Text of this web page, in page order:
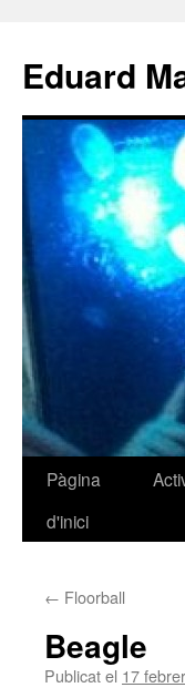
Eduard
Vés
Pàgina
d'inici
← Floorball
Beagle
Publicat el 17